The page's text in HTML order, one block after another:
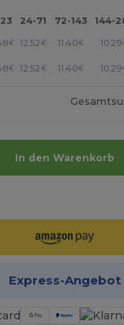
24-71 72-143 144-
€ 12.52€ 11.40€ 10.29
€ 12.52€ 11.40€ 10.29
In den Warenkorb
Express-Angebot